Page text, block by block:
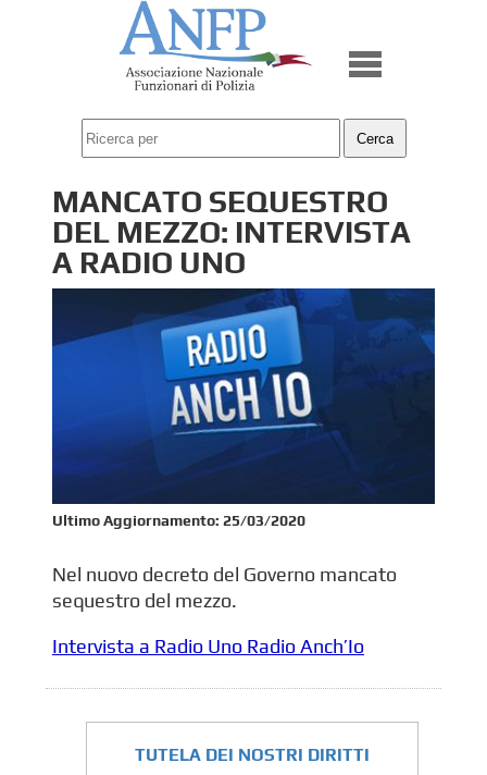
MANCATO SEQUESTRO
DEL MEZZO: INTERVISTA
A RADIO UNO
Ultimo Aggiornamento: 25/03/2020
Nel nuovo decreto del Governo mancato
sequestro del mezzo.
Intervista a Radio Uno Radio Anch’Io
TUTELA DEI NOSTRI DIRITTI